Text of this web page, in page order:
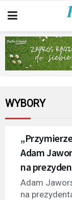
WYBORY
Adam
na
Adam
na